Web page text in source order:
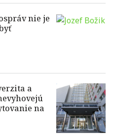
nie je
a
na